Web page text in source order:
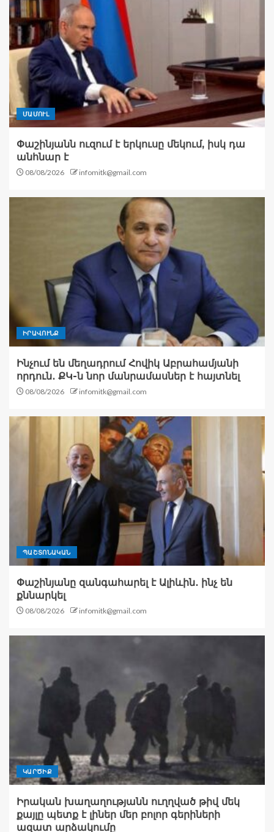
ՄԱՄՈՒԼ
Փաշինյանն ուզում է երկուսը մեկում, իսկ դա
անհնար է
08/08/2026 infomitk@gmail.com
ԻՐԱՎՈՒՆՔ
Ինչում են մեղադրում Հովիկ Աբրահամյանի
որդուն․ ՔԿ-ն նոր մանրամասներ է հայտնել
08/08/2026 infomitk@gmail.com
ՊԱՇՏՈՆԱԿԱՆ
Փաշինյանը զանգահարել է Ալիևին․ ինչ են
քննարկել
08/08/2026 infomitk@gmail.com
ԿԱՐԾԻՔ
Իրական խաղաղությանն ուղղված թիվ մեկ
քայլը պետք է լիներ մեր բոլոր գերիների
ազատ արձակումը